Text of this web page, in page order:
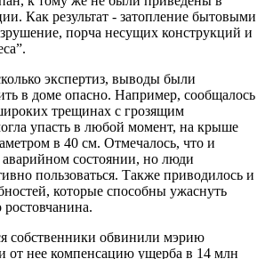
Как результат - затопление бытовыми
порча несущих конструкций и
экспертиз, выводы были
в доме опасно. Например, сообщалось
трещинах с грозящим
упасть в любой момент, на крыше
в 40 см. Отмечалось, что и
аварийном состоянии, но люди
пользоваться. Также приводилось и
которые способны ужаснуть
собственники обвинили мэрию
от нее компенсацию ущерба в 14 млн